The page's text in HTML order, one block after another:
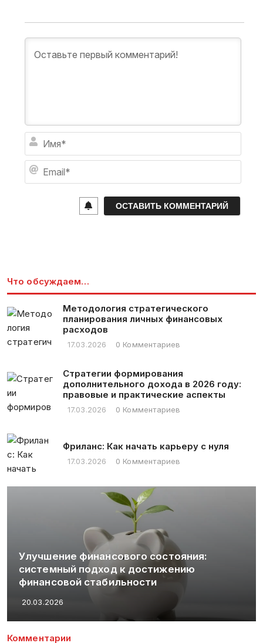
я
Что обсуждаем…
Методология стратегического
планирования личных финансовых
расходов
17.03.2026 0 Комментариев
Стратегии формирования
дополнительного дохода в 2026 году:
правовые и практические аспекты
17.03.2026 0 Комментариев
Фриланс: Как начать карьеру с нуля
17.03.2026 0 Комментариев
Оптимизация процесса обмена USDT на
наличные: минимизация комиссий и
безопасность
19.03.2026
Комментарии